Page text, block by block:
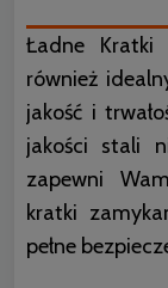
Ładne Kratki
również
jakość i
jakości stali
zapewni
kratki
pełne